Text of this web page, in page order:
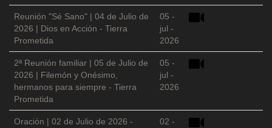
Reunión "Sé Sano" | 04 de Julio de
2026 | Dios en Acción - Tierra
Prometida
05 -
jul -
2026
2ª Reunión familiar | 05 de Julio de
2026 | Filemón y Onésimo,
hermanos para siempre - Tierra
Prometida
05 -
jul -
2026
Oración | 02 de Julio de 2026 -
02 -